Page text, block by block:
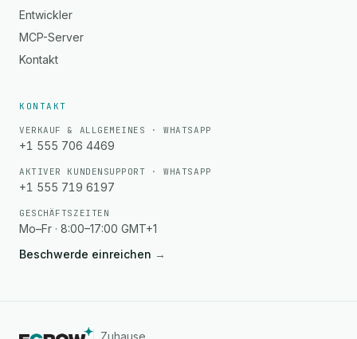
Entwickler
MCP-Server
Kontakt
KONTAKT
VERKAUF & ALLGEMEINES · WHATSAPP
+1 555 706 4469
AKTIVER KUNDENSUPPORT · WHATSAPP
+1 555 719 6197
GESCHÄFTSZEITEN
Mo–Fr · 8:00–17:00 GMT+1
Beschwerde einreichen →
Zuhause